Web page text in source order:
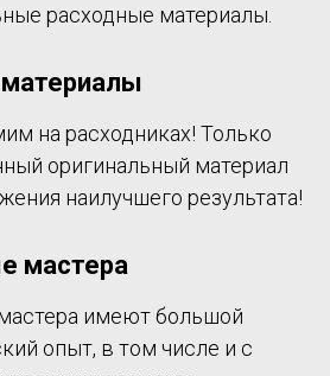
расходные материалы.
на расходниках! Только
оригинальный материал
наилучшего результата!
мастера
имеют большой
опыт, в том числе и с